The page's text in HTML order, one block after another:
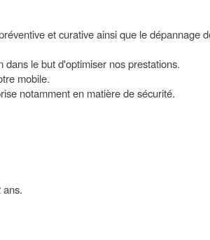
et curative ainsi que le dépannage
le but d'optimiser nos prestations.
mobile.
notamment en matière de sécurité.
ans.